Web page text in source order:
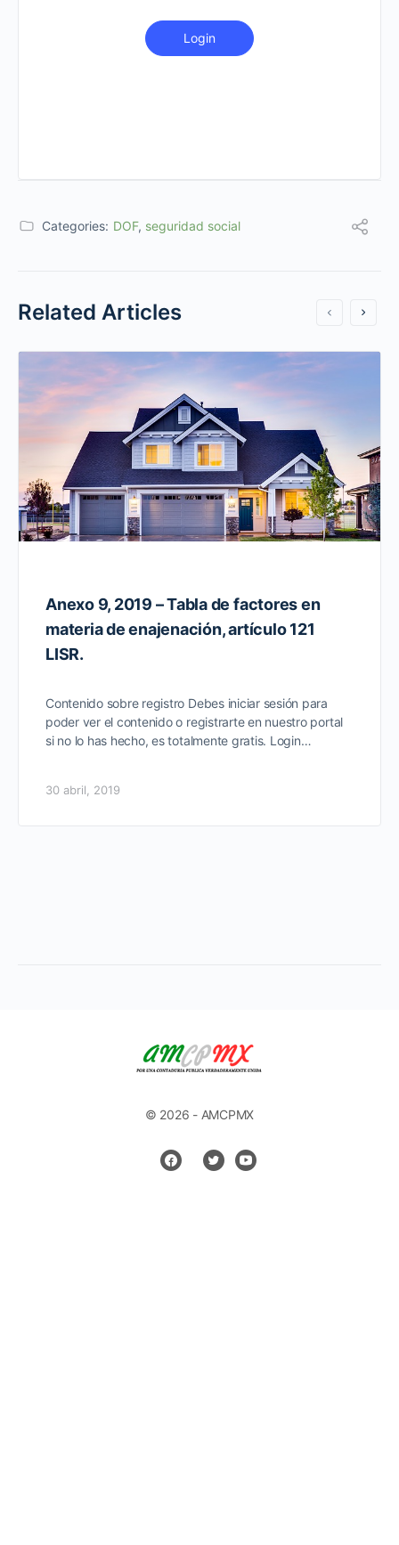
Login
Categories: DOF, seguridad social
Related Articles
Anexo 9, 2019 – Tabla de factores en
materia de enajenación, artículo 121
LISR.
Contenido sobre registro Debes iniciar sesión para
poder ver el contenido o registrarte en nuestro portal
si no lo has hecho, es totalmente gratis. Login…
30 abril, 2019
© 2026 - AMCPMX